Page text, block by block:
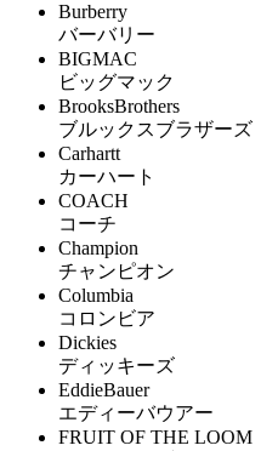
Burberry
バーバリー
BIGMAC
ビッグマック
BrooksBrothers
ブルックスブラザーズ
Carhartt
カーハート
COACH
コーチ
Champion
チャンピオン
Columbia
コロンビア
Dickies
ディッキーズ
EddieBauer
エディーバウアー
FRUIT OF THE LOOM